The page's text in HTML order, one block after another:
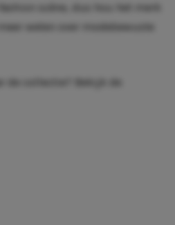
scène, dus hou het merk
weten over modebewuste
de collectie? Bekijk de